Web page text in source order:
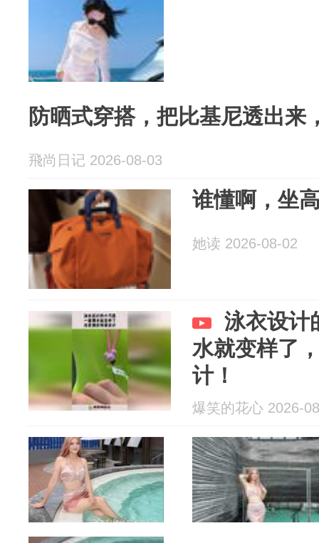
防晒式穿搭，把比基尼透出来
飛尚日记 2026-08-03
谁懂啊，坐
她读 2026-08-02
泳衣设计
水就变样了
计！
爆笑的花心 2026-